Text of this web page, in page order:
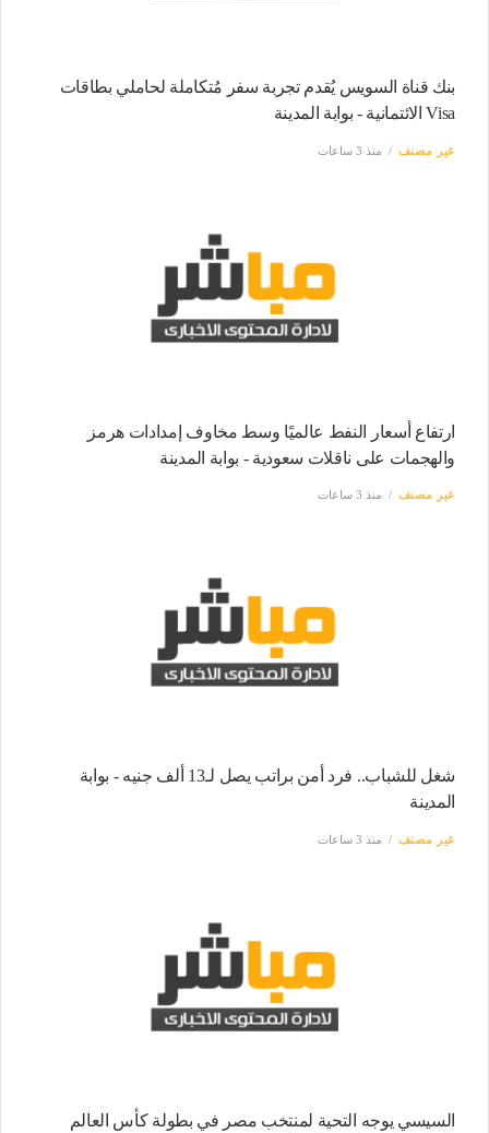
بنك قناة السويس يُقدم تجربة سفر مُتكاملة لحاملي بطاقات
Visa الائتمانية - بوابة المدينة
غير مصنف منذ 3 ساعات
ارتفاع أسعار النفط عالميًا وسط مخاوف إمدادات هرمز
والهجمات على ناقلات سعودية - بوابة المدينة
غير مصنف منذ 3 ساعات
شغل للشباب.. فرد أمن براتب يصل لـ13 ألف جنيه - بوابة
المدينة
غير مصنف منذ 3 ساعات
السيسي يوجه التحية لمنتخب مصر في بطولة كأس العالم